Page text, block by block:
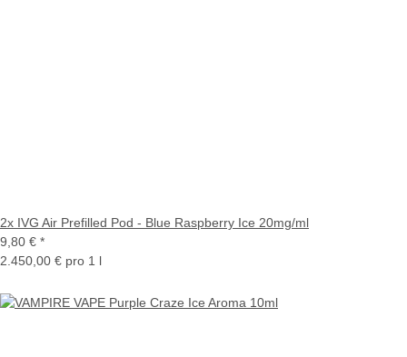
2x IVG Air Prefilled Pod - Blue Raspberry Ice 20mg/ml
9,80 € *
2.450,00 € pro 1 l